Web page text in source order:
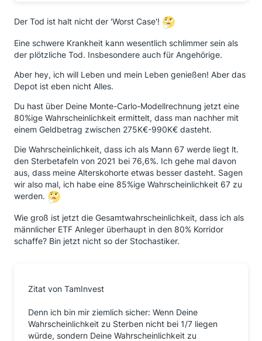
Der Tod ist halt nicht der 'Worst Case'!
Eine schwere Krankheit kann wesentlich schlimmer sein als
der plötzliche Tod. Insbesondere auch für Angehörige.
Aber hey, ich will Leben und mein Leben genießen! Aber das
Depot ist eben nicht Alles.
Du hast über Deine Monte-Carlo-Modellrechnung jetzt eine
80%ige Wahrscheinlichkeit ermittelt, dass man nachher mit
einem Geldbetrag zwischen 275K€-990K€ dasteht.
Die Wahrscheinlichkeit, dass ich als Mann 67 werde liegt lt.
den Sterbetafeln von 2021 bei 76,6%. Ich gehe mal davon
aus, dass meine Alterskohorte etwas besser dasteht. Sagen
wir also mal, ich habe eine 85%ige Wahrscheinlichkeit 67 zu
werden.
Wie groß ist jetzt die Gesamtwahrscheinlichkeit, dass ich als
männlicher ETF Anleger überhaupt in den 80% Korridor
schaffe? Bin jetzt nicht so der Stochastiker.
Zitat von TamInvest
Denn ich bin mir ziemlich sicher: Wenn Deine
Wahrscheinlichkeit zu Sterben nicht bei 1/7 liegen
würde, sondern Deine Wahrscheinlichkeit zu